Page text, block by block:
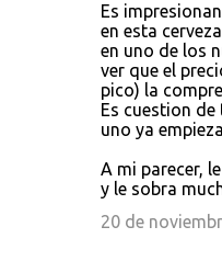
Es
en esta
en uno de los
ver que el
pico) la
Es cuestion
uno ya
A mi parecer,
y le sobra
20 de